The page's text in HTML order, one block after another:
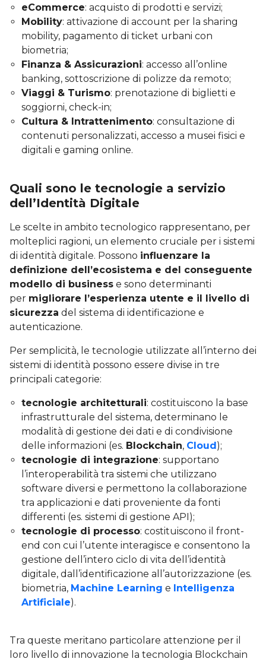
eCommerce: acquisto di prodotti e servizi;
Mobility: attivazione di account per la sharing
mobility, pagamento di ticket urbani con
biometria;
Finanza & Assicurazioni: accesso all’online
banking, sottoscrizione di polizze da remoto;
Viaggi & Turismo: prenotazione di biglietti e
soggiorni, check-in;
Cultura & Intrattenimento: consultazione di
contenuti personalizzati, accesso a musei fisici e
digitali e gaming online.
Quali sono le tecnologie a servizio
dell’Identità Digitale
Le scelte in ambito tecnologico rappresentano, per
molteplici ragioni, un elemento cruciale per i sistemi
di identità digitale. Possono influenzare la
definizione dell’ecosistema e del conseguente
modello di business e sono determinanti
per migliorare l’esperienza utente e il livello di
sicurezza del sistema di identificazione e
autenticazione.
Per semplicità, le tecnologie utilizzate all’interno dei
sistemi di identità possono essere divise in tre
principali categorie:
tecnologie architetturali: costituiscono la base
infrastrutturale del sistema, determinano le
modalità di gestione dei dati e di condivisione
delle informazioni (es. Blockchain, Cloud );
tecnologie di integrazione: supportano
l’interoperabilità tra sistemi che utilizzano
software diversi e permettono la collaborazione
tra applicazioni e dati proveniente da fonti
differenti (es. sistemi di gestione API);
tecnologie di processo: costituiscono il front-
end con cui l’utente interagisce e consentono la
gestione dell’intero ciclo di vita dell’identità
digitale, dall’identificazione all’autorizzazione (es.
biometria, Machine Learning e Intelligenza
Artificiale).
Tra queste meritano particolare attenzione per il
loro livello di innovazione la tecnologia Blockchain